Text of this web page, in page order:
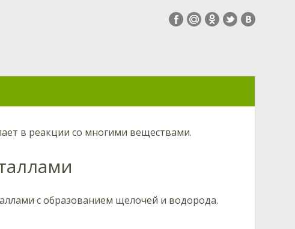
в реакции со многими веществами.
с образованием щелочей и водорода.